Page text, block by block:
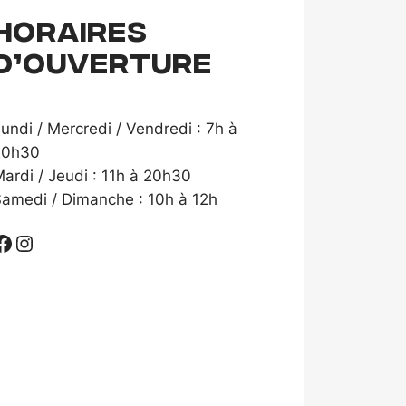
/ Mercredi / Vendredi : 7h à
/ Jeudi : 11h à 20h30
/ Dimanche : 10h à 12h
Instagram